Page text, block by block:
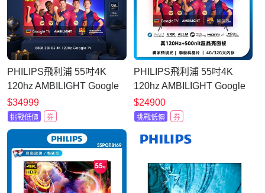
PHILIPS飛利浦 55吋4K
120hz AMBILIGHT Google
TV智慧顯示器 55PUH8808
送基本安裝
$34999
挑戰低價 券
PHILIPS飛利浦 55吋4K
120hz AMBILIGHT Google
TV智慧顯示器 55PUH8808
送基本安裝
$24900
挑戰低價 券